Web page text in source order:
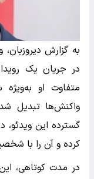
به گزارش
در جریان یک
متفاوت او
واکنش‌ها تبدیل
گسترده این
کرده و آن را با
در مدت کوتاهی،